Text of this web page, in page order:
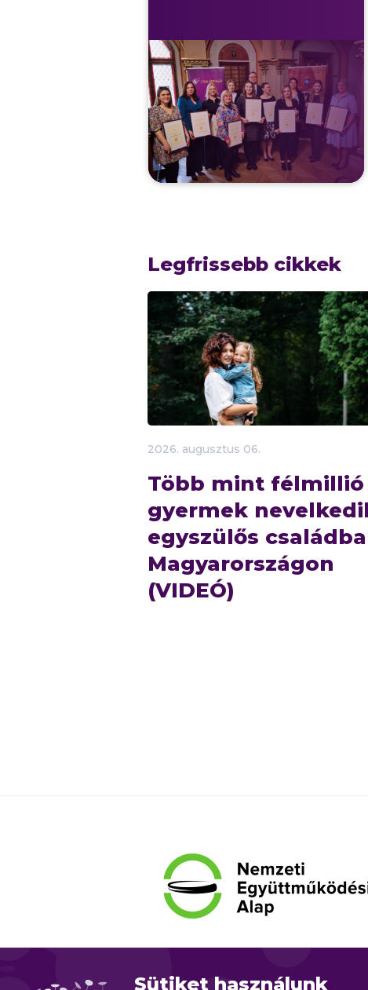
Sütiket használunk
Legfrissebb cikkek
2026. augusztus 06.
Több mint félmillió
gyermek
egyszülős
Magyarországon
(VIDEÓ)